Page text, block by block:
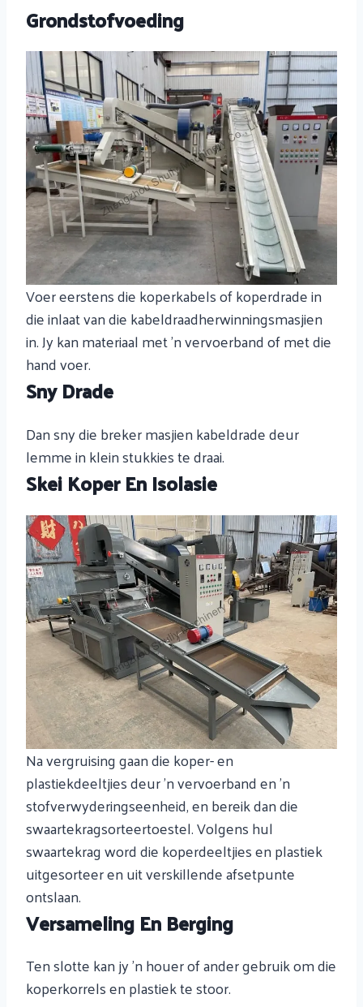
Grondstofvoeding
Voer eerstens die koperkabels of koperdrade in
die inlaat van die kabeldraadherwinningsmasjien
in. Jy kan materiaal met 'n vervoerband of met die
hand voer.
Sny Drade
Dan sny die breker masjien kabeldrade deur
lemme in klein stukkies te draai.
Skei Koper En Isolasie
Na vergruising gaan die koper- en
plastiekdeeltjies deur 'n vervoerband en 'n
stofverwyderingseenheid, en bereik dan die
swaartekragsorteertoestel. Volgens hul
swaartekrag word die koperdeeltjies en plastiek
uitgesorteer en uit verskillende afsetpunte
ontslaan.
Versameling En Berging
Ten slotte kan jy 'n houer of ander gebruik om die
koperkorrels en plastiek te stoor.